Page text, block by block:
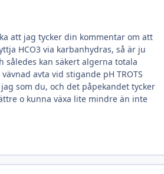
att jag tycker din kommentar om att
HCO3 via karbanhydras, så är ju
således kan säkert algerna totala
avta vid stigande pH TROTS
som du, och det påpekandet tycker
o kunna växa lite mindre än inte